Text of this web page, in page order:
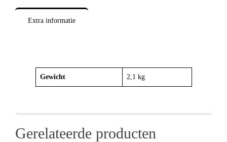
Extra informatie
Gewicht 2,1 kg
Gerelateerde producten